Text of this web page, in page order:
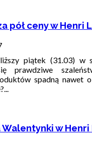
pół ceny w Henri
piątek (31.03) w
prawdziwe
spadną
Walentynki w